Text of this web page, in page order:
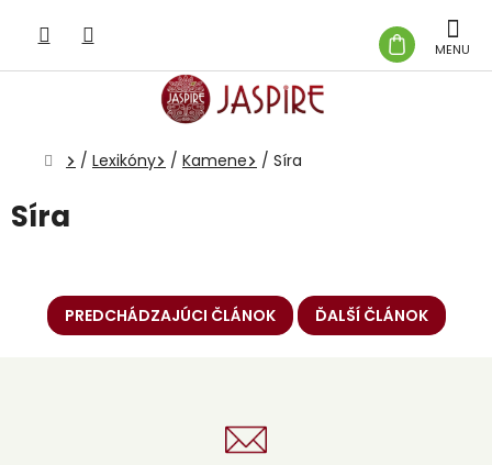
obsah
KOŠÍK
Domov
/ Lexikóny / Kamene / Síra
Síra
PREDCHÁDZAJÚCI ČLÁNOK ĎALŠÍ ČLÁNOK